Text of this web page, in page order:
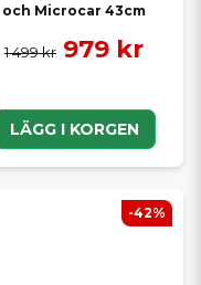
och Microcar 43cm
1 499 kr 979 kr
LÄGG I KORGEN
-42%